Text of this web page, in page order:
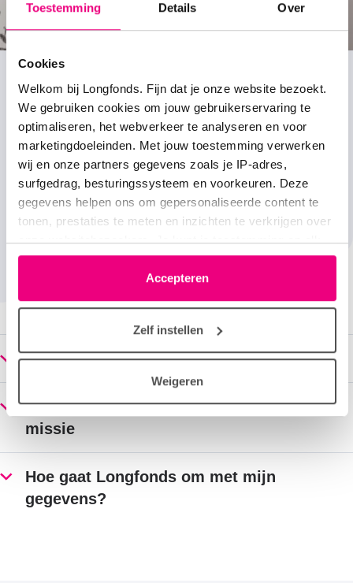
Toestemming Details Over
Cookies
Welkom bij Longfonds. Fijn dat je onze website bezoekt.
We gebruiken cookies om jouw gebruikerservaring te
optimaliseren, het webverkeer te analyseren en voor
marketingdoeleinden. Met jouw toestemming verwerken
wij en onze partners gegevens zoals je IP-adres,
surfgedrag, besturingssysteem en voorkeuren. Deze
gegevens helpen ons om gepersonaliseerde content te
tonen, prestaties te meten en inzichten te verkrijgen over
onze websitebezoekers. Je kunt je toestemming op elk
moment wijzigen of intrekken via het cookie-icoontje
linksonder elke pagina. De lijst met partners is te vinden
in het tabblad “details”.
Accepteren
Zelf instellen
Weigeren
Ineens lukte 200 meter lopen niet meer, al wist ik
diep vanbinnen al langer dat het mis was.
Clifford (58)
Gift overmaken?
Met jouw donatie draag je bij aan onze
missie
Hoe gaat Longfonds om met mijn
gegevens?